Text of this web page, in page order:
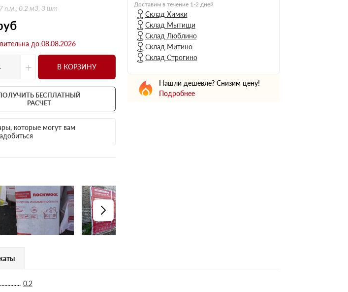
50 мм
50 мм
100 мм
150 мм
Д Оптима
В Оптима
Д Стандарт
Н Экстра
Для стен
п.м., 0.2 м3, 3 шт
до 08.08.2026
+ В КОРЗИНУ
БЕСПЛАТНЫЙ
РАСЧЕТ
которые могут вам
Доставим в течение 1-2 дней
Склад Химки
Склад Мытищи
Склад Люблино
Склад Митино
Склад Строгино
Нашли дешевле? Снизим цену!
Подробнее
0.2